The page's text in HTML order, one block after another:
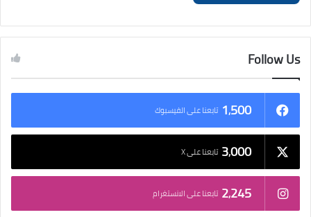
Follow Us
1٬500 تابعنا على الفيسبوك
3٬000 تابعنا على X
2٬245 تابعنا على الانستغرام